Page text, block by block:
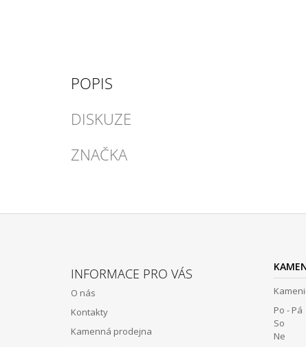
POPIS
DISKUZE
ZNAČKA
INFORMACE PRO VÁS
O nás
Kontakty
Kamenná prodejna
Po -
So
Ne